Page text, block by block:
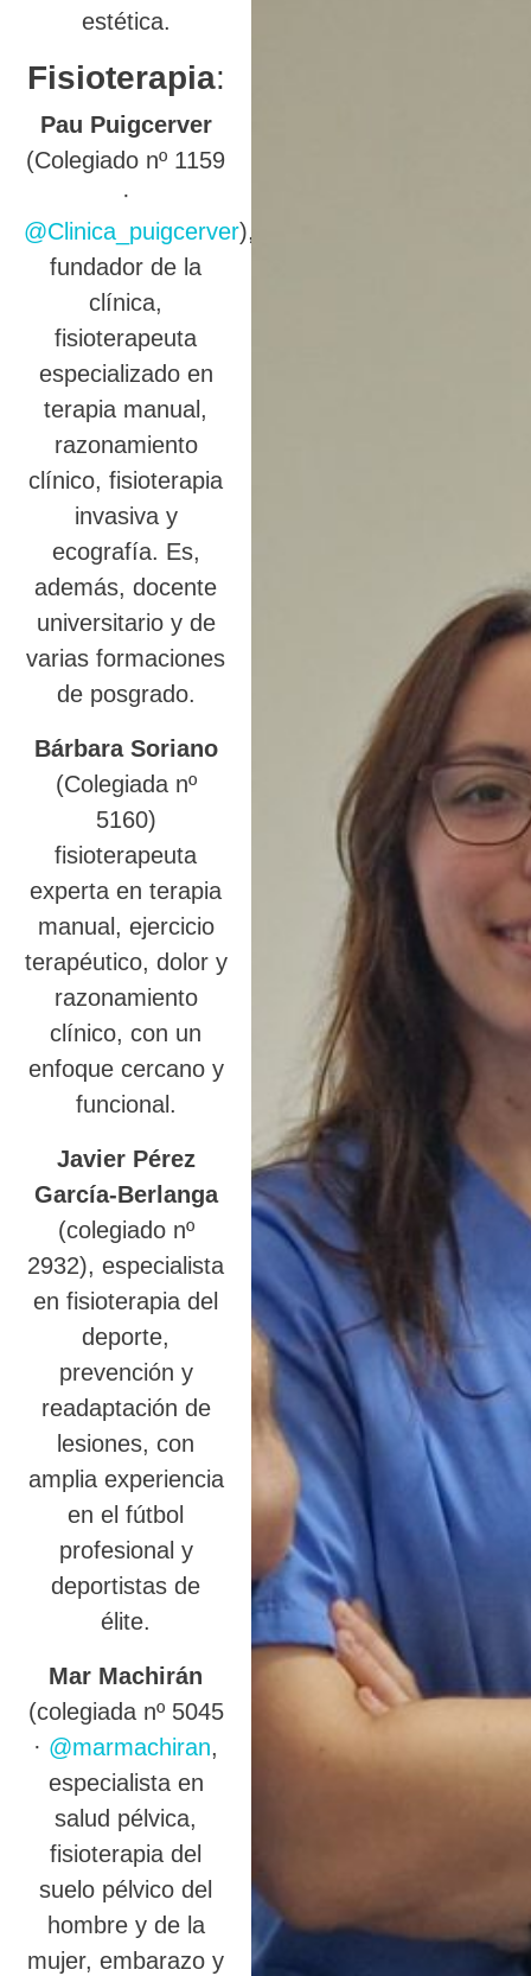
estética.
Fisioterapia:
Pau Puigcerver
(Colegiado nº 1159
·
@Clinica_puigcerver),
fundador de la
clínica,
fisioterapeuta
especializado en
terapia manual,
razonamiento
clínico, fisioterapia
invasiva y
ecografía. Es,
además, docente
universitario y de
varias formaciones
de posgrado.
Bárbara Soriano
(Colegiada nº
5160)
fisioterapeuta
experta en terapia
manual, ejercicio
terapéutico, dolor y
razonamiento
clínico, con un
enfoque cercano y
funcional.
Javier Pérez
García-Berlanga
(colegiado nº
2932), especialista
en fisioterapia del
deporte,
prevención y
readaptación de
lesiones, con
amplia experiencia
en el fútbol
profesional y
deportistas de
élite.
Mar Machirán
(colegiada nº 5045
· @marmachiran,
especialista en
salud pélvica,
fisioterapia del
suelo pélvico del
hombre y de la
mujer, embarazo y